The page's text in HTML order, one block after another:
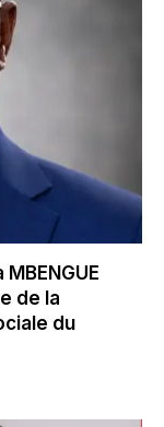
de la
du